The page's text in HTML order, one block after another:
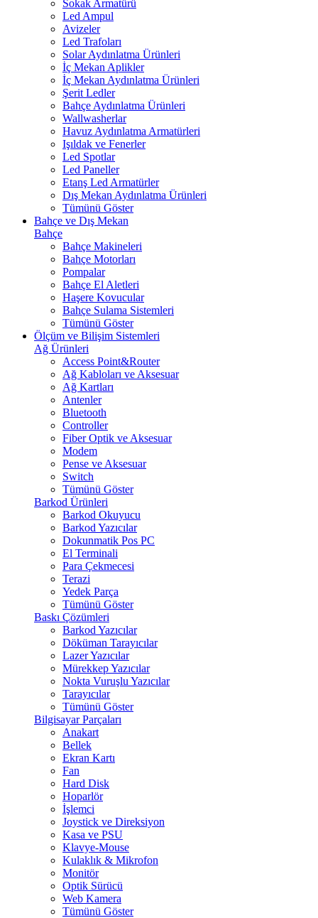
Sokak Armatürü
Led Ampul
Avizeler
Led Trafoları
Solar Aydınlatma Ürünleri
İç Mekan Aplikler
İç Mekan Aydınlatma Ürünleri
Şerit Ledler
Bahçe Aydınlatma Ürünleri
Wallwasherlar
Havuz Aydınlatma Armatürleri
Işıldak ve Fenerler
Led Spotlar
Led Paneller
Etanş Led Armatürler
Dış Mekan Aydınlatma Ürünleri
Tümünü Göster
Bahçe ve Dış Mekan
Bahçe
Bahçe Makineleri
Bahçe Motorları
Pompalar
Bahçe El Aletleri
Haşere Kovucular
Bahçe Sulama Sistemleri
Tümünü Göster
Ölçüm ve Bilişim Sistemleri
Ağ Ürünleri
Access Point&Router
Ağ Kabloları ve Aksesuar
Ağ Kartları
Antenler
Bluetooth
Controller
Fiber Optik ve Aksesuar
Modem
Pense ve Aksesuar
Switch
Tümünü Göster
Barkod Ürünleri
Barkod Okuyucu
Barkod Yazıcılar
Dokunmatik Pos PC
El Terminali
Para Çekmecesi
Terazi
Yedek Parça
Tümünü Göster
Baskı Çözümleri
Barkod Yazıcılar
Döküman Tarayıcılar
Lazer Yazıcılar
Mürekkep Yazıcılar
Nokta Vuruşlu Yazıcılar
Tarayıcılar
Tümünü Göster
Bilgisayar Parçaları
Anakart
Bellek
Ekran Kartı
Fan
Hard Disk
Hoparlör
İşlemci
Joystick ve Direksiyon
Kasa ve PSU
Klavye-Mouse
Kulaklık & Mikrofon
Monitör
Optik Sürücü
Web Kamera
Tümünü Göster